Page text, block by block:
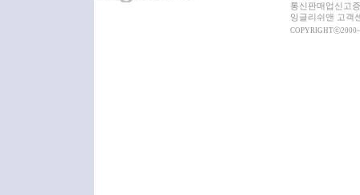
통신판매업신고
잉글리쉬앤 고객